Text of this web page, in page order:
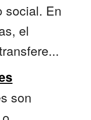
social. En
el
son